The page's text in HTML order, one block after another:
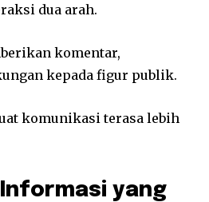
dua arah.
komentar,
kepada figur publik.
komunikasi terasa lebih
yang